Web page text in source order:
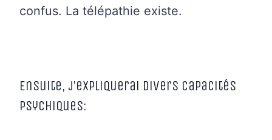
confus. La télépathie existe.
Ensuite, j’expliquerai divers capacités
psychiques: